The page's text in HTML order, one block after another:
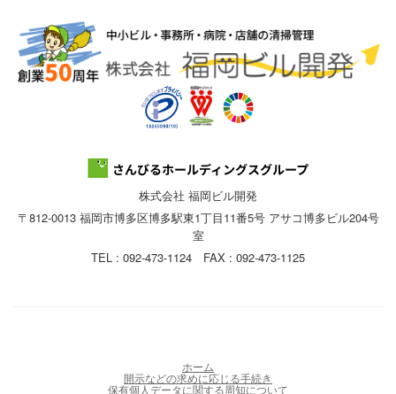
株式会社 福岡ビル開発
〒812-0013 福岡市博多区博多駅東1丁目11番5号 アサコ博多ビル204号
室
TEL : 092-473-1124 FAX : 092-473-1125
ホーム
開示などの求めに応じる手続き
保有個人データに関する周知について